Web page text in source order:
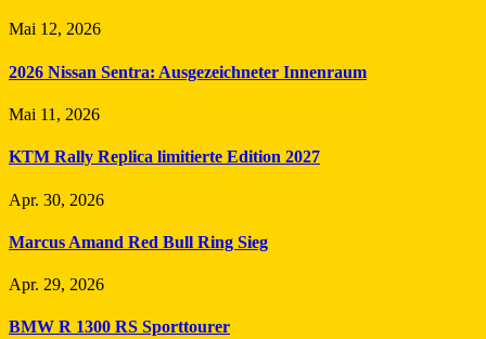
Mai 12, 2026
2026 Nissan Sentra: Ausgezeichneter Innenraum
Mai 11, 2026
KTM Rally Replica limitierte Edition 2027
Apr. 30, 2026
Marcus Amand Red Bull Ring Sieg
Apr. 29, 2026
BMW R 1300 RS Sporttourer